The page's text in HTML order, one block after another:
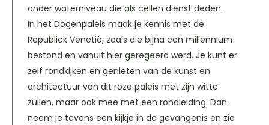
onder waterniveau die als cellen dienst deden.
In het Dogenpaleis maak je kennis met de
Republiek Venetië, zoals die bijna een millennium
bestond en vanuit hier geregeerd werd. Je kunt er
zelf rondkijken en genieten van de kunst en
architectuur van dit roze paleis met zijn witte
zuilen, maar ook mee met een rondleiding. Dan
neem je tevens een kijkje in de gevangenis en zie